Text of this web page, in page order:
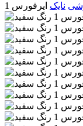
نایک ایرفورس 1